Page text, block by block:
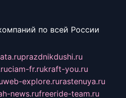
по всей России
prazdnikdushi.ru
ciam-fr.rukraft-you.ru
web-explore.rurastenuya.ru
news.rufreeride-team.ru